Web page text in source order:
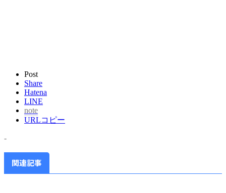
Post
Share
Hatena
LINE
note
URLコピー
-
関連記事